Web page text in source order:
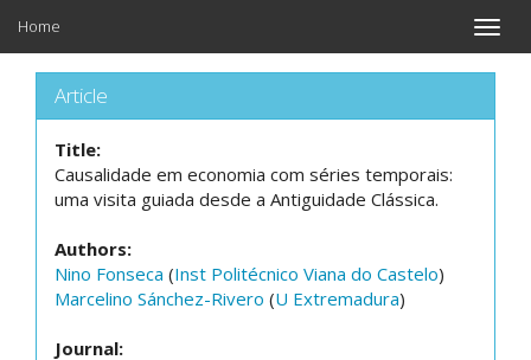
Toggle
Home
Article
Title:
Causalidade em economia com séries temporais:
uma visita guiada desde a Antiguidade Clássica.
Authors:
Nino Fonseca (Inst Politécnico Viana do Castelo)
Marcelino Sánchez-Rivero (U Extremadura)
Journal: